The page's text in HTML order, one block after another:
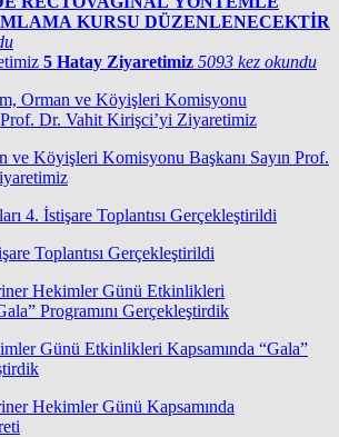
KURSU DÜZENLENECEKTİR
5 Hatay Ziyaretimiz 5093 kez okundu
ve Köyişleri Komisyonu Başkanı Sayın Prof.
Toplantısı Gerçekleştirildi
Günü Etkinlikleri Kapsamında “Gala”